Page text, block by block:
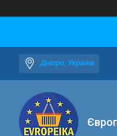
Дніпро, Україна